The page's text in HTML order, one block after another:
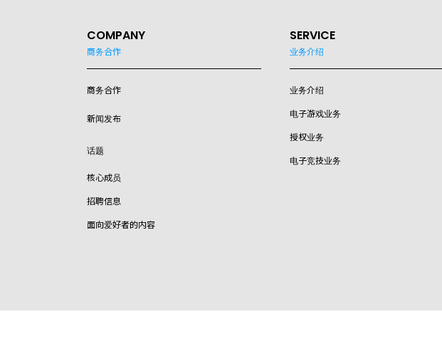
COMPANY
商务合作
商务合作
新闻发布
话题
核心成员
招聘信息
面向爱好者的内容
SERVICE
业务介绍
业务介绍
电子游戏业务
授权业务
电子竞技业务